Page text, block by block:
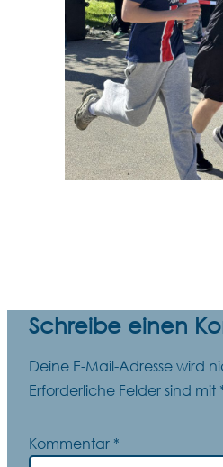
Schreibe einen
Deine E-Mail-Adresse wird
Erforderliche Felder sind mit
Kommentar *